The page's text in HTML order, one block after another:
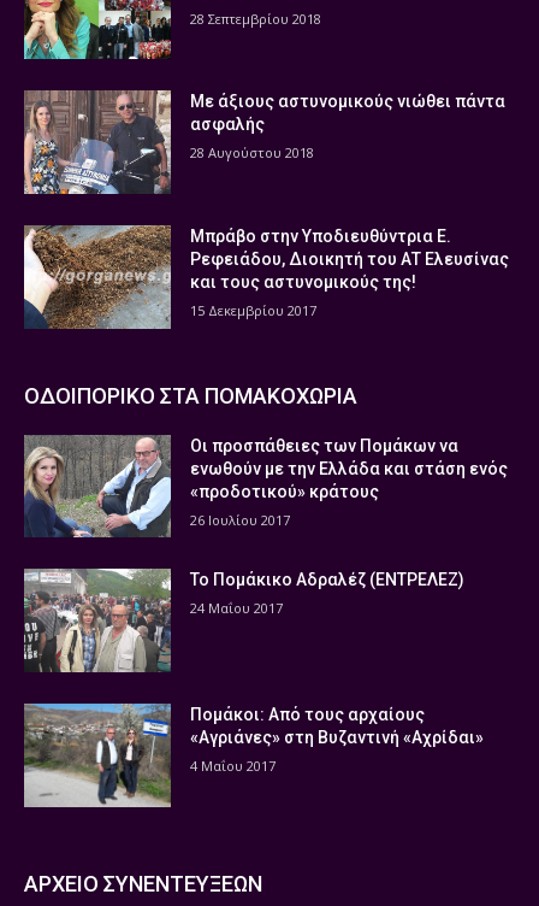
28 Σεπτεμβρίου 2018
Με άξιους αστυνομικούς νιώθει πάντα
ασφαλής
28 Αυγούστου 2018
Μπράβο στην Υποδιευθύντρια Ε.
Ρεφειάδου, Διοικητή του ΑΤ Ελευσίνας
και τους αστυνομικούς της!
15 Δεκεμβρίου 2017
ΟΔΟΙΠΟΡΙΚΟ ΣΤΑ ΠΟΜΑΚΟΧΩΡΙΑ
Οι προσπάθειες των Πομάκων να
ενωθούν με την Ελλάδα και στάση ενός
«προδοτικού» κράτους
26 Ιουλίου 2017
Το Πομάκικο Αδραλέζ (ΕΝΤΡΕΛΕΖ)
24 Μαΐου 2017
Πομάκοι: Από τους αρχαίους
«Αγριάνες» στη Βυζαντινή «Αχρίδαι»
4 Μαΐου 2017
ΑΡΧΕΙΟ ΣΥΝΕΝΤΕΥΞΕΩΝ